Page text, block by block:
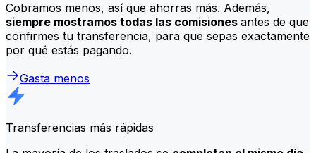
Cobramos menos, así que ahorras más. Además,
siempre mostramos todas las comisiones antes de que
confirmes tu transferencia, para que sepas exactamente
por qué estás pagando.
Gasta menos
Transferencias más rápidas